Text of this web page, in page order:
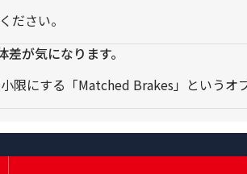
ださい。
が気になります。
限にする「Matched Brakes」というオ